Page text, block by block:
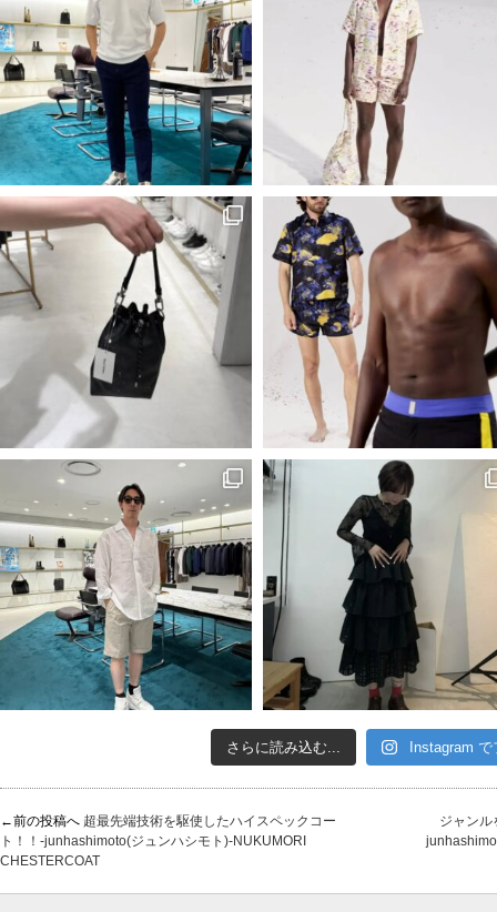
さらに読み込む... Instagram
←前の投稿へ 超最先端技術を駆使したハイスペックコー
ト！！-junhashimoto(ジュンハシモト)-NUKUMORI
CHESTERCOAT
ジャンル